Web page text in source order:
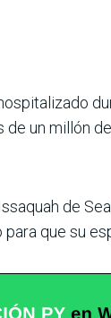
un millón
de
que su